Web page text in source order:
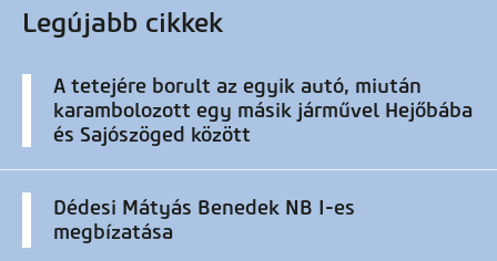
Legújabb cikkek
A tetejére borult az egyik autó, miután
karambolozott egy másik járművel Hejőbába
és Sajószöged között
Dédesi Mátyás Benedek NB I-es
megbízatása